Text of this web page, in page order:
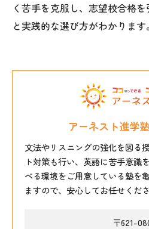
く苦手を克服し、志望校合格
と実践的な選び方がわかります。
アーネスト進学
文法やリスニングの強化を図る
ト対策も行い、英語に苦手意識
べる環境をご用意している塾を
ますので、安心してお任せくださ
〒621-